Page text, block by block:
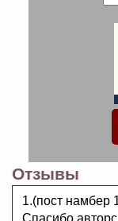
Отзывы
1.(пост намбер